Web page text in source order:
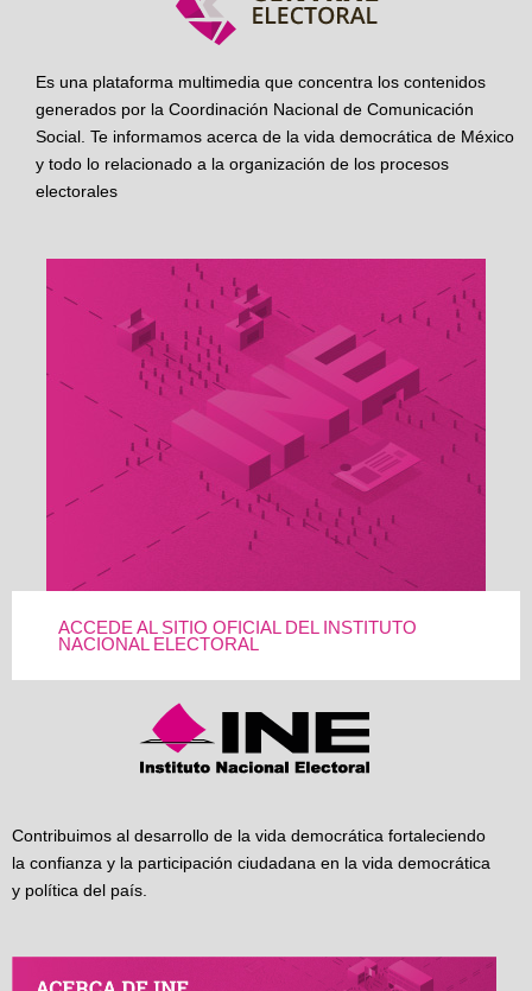
Es una plataforma multimedia que concentra los contenidos
generados por la Coordinación Nacional de Comunicación
Social. Te informamos acerca de la vida democrática de México
y todo lo relacionado a la organización de los procesos
electorales
ACCEDE AL SITIO OFICIAL DEL INSTITUTO
NACIONAL ELECTORAL
Contribuimos al desarrollo de la vida democrática fortaleciendo
la confianza y la participación ciudadana en la vida democrática
y política del país.